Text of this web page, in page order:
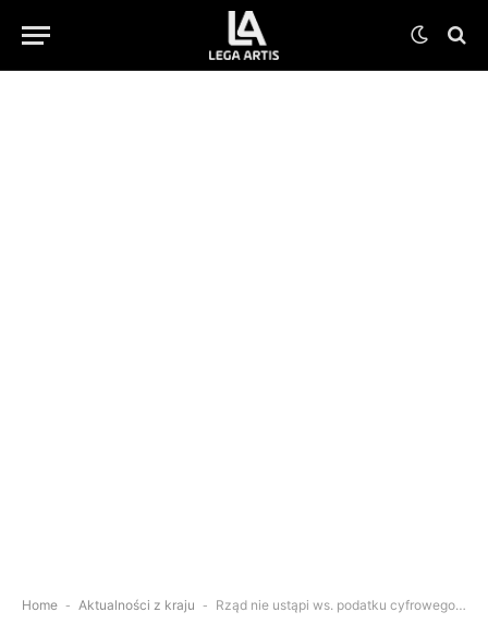
Home - Aktualności z kraju - Rząd nie ustąpi ws. podatku cyfrowego. Giganci zapłacą w Polsce miliony od 2025!